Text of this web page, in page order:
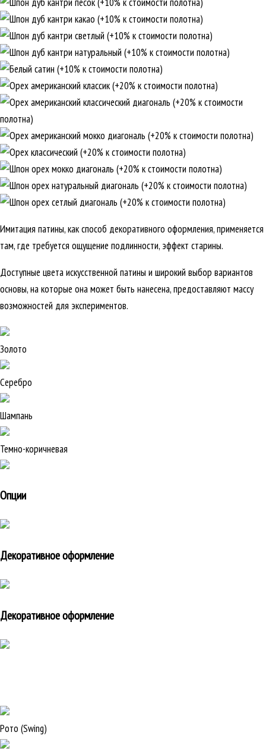
Имитация патины, как способ декоративного оформления, применяется
там, где требуется ощущение подлинности, эффект старины.
Доступные цвета искусственной патины и широкий выбор вариантов
основы, на которые она может быть нанесена, предоставляют массу
возможностей для экспериментов.
Золото
Серебро
Шампань
Темно-коричневая
Опции
Декоративное оформление
Декоративное оформление
Рото (Swing)